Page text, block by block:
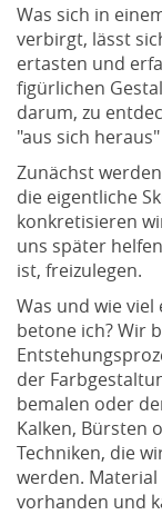
Was sich in
verbirgt, lässt
ertasten und
figürlichen
darum, zu
"aus sich
Zunächst
die eigentliche
konkretisieren
uns später
ist, freizulegen.
Was und wie
betone ich? Wir
der
bemalen oder
Kalken, Bürsten
Techniken, die
werden.
vorhanden und